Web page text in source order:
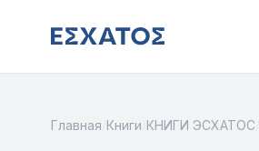
Главная Книги КНИГИ ЭСХАТОС